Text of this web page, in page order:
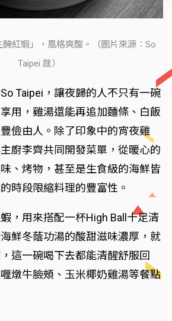
紅蝦」，風格爽酸。（圖片來源：So
Taipei 趖）
Taipei，讓夜歸的人不只有一碗
用，雞湯還能再追加麵條、白飯
儉由人。除了印象中的宵夜雞
廚李齊共同開發菜單，從暖心的
、烤物，甚至是生食級的海鮮皆
時段限縮料理的豐富性。
，用來搭配一杯High Ball十足清
鮮冬蔭功湯的酸甜滋味濃厚，就
這一碗喝下去都能清醒舒服回
燉牛臉頰、玉米椰奶雞湯等餐點